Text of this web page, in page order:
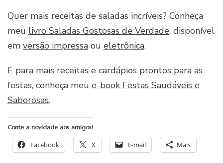
Quer mais receitas de saladas incríveis? Conheça
meu livro Saladas Gostosas de Verdade, disponível
em versão impressa ou eletrônica.
E para mais receitas e cardápios prontos para as
festas, conheça meu e-book Festas Saudáveis e
Saborosas.
Conte a novidade aos amigos!
Facebook X E-mail Mais